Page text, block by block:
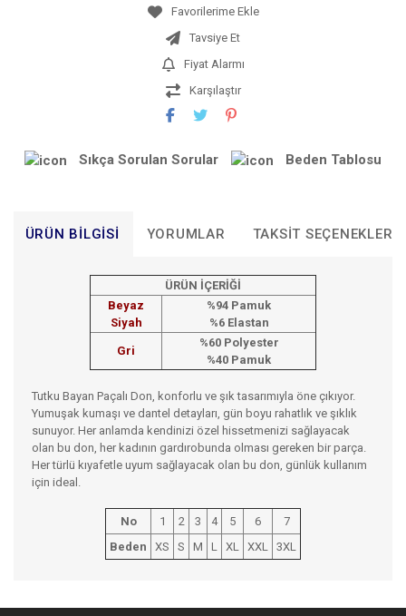
Tavsiye Et
Fiyat Alarmı
Karşılaştır
Sıkça Sorulan Sorular Beden Tablosu
ÜRÜN BILGISI YORUMLAR TAKSIT SEÇENEKLERI
ÜRÜN İÇERİĞİ
Beyaz
Siyah
%94 Pamuk
%6 Elastan
Gri
%60 Polyester
%40 Pamuk
Tutku Bayan Paçalı Don, konforlu ve şık tasarımıyla öne çıkıyor.
Yumuşak kumaşı ve dantel detayları, gün boyu rahatlık ve şıklık
sunuyor. Her anlamda kendinizi özel hissetmenizi sağlayacak
olan bu don, her kadının gardırobunda olması gereken bir parça.
Her türlü kıyafetle uyum sağlayacak olan bu don, günlük kullanım
için ideal.
No 1 2 3 4 5 6
7
Beden
XS S M L XL XXL 3XL
Bu ürünün fiyat bilgisi, resim, ürün açıklamalarında ve diğer